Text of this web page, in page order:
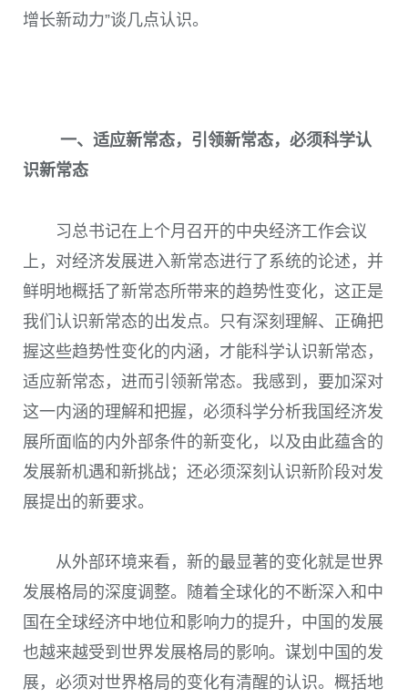
增长新动力”谈几点认识。
一、适应新常态，引领新常态，必须科学认
识新常态
习总书记在上个月召开的中央经济工作会议
上，对经济发展进入新常态进行了系统的论述，并
鲜明地概括了新常态所带来的趋势性变化，这正是
我们认识新常态的出发点。只有深刻理解、正确把
握这些趋势性变化的内涵，才能科学认识新常态，
适应新常态，进而引领新常态。我感到，要加深对
这一内涵的理解和把握，必须科学分析我国经济发
展所面临的内外部条件的新变化，以及由此蕴含的
发展新机遇和新挑战；还必须深刻认识新阶段对发
展提出的新要求。
从外部环境来看，新的最显著的变化就是世界
发展格局的深度调整。随着全球化的不断深入和中
国在全球经济中地位和影响力的提升，中国的发展
也越来越受到世界发展格局的影响。谋划中国的发
展，必须对世界格局的变化有清醒的认识。概括地